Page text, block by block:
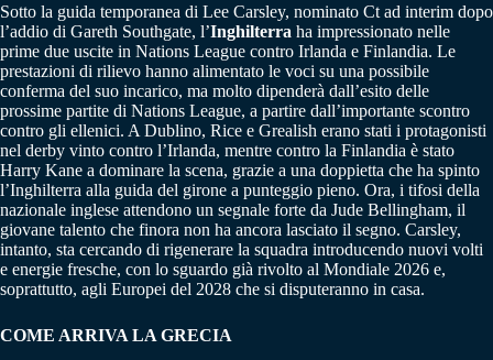
Sotto la guida temporanea di Lee Carsley, nominato Ct ad interim dopo
l’addio di Gareth Southgate, l’Inghilterra ha impressionato nelle
prime due uscite in Nations League contro Irlanda e Finlandia. Le
prestazioni di rilievo hanno alimentato le voci su una possibile
conferma del suo incarico, ma molto dipenderà dall’esito delle
prossime partite di Nations League, a partire dall’importante scontro
contro gli ellenici. A Dublino, Rice e Grealish erano stati i protagonisti
nel derby vinto contro l’Irlanda, mentre contro la Finlandia è stato
Harry Kane a dominare la scena, grazie a una doppietta che ha spinto
l’Inghilterra alla guida del girone a punteggio pieno. Ora, i tifosi della
nazionale inglese attendono un segnale forte da Jude Bellingham, il
giovane talento che finora non ha ancora lasciato il segno. Carsley,
intanto, sta cercando di rigenerare la squadra introducendo nuovi volti
e energie fresche, con lo sguardo già rivolto al Mondiale 2026 e,
soprattutto, agli Europei del 2028 che si disputeranno in casa.
COME ARRIVA LA GRECIA